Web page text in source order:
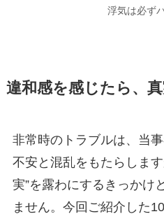
浮気は必ず
違和感を感じたら、
非常時のトラブルは、当
不安と混乱をもたらしま
実”を露わにするきっかけ
ません。今回ご紹介した